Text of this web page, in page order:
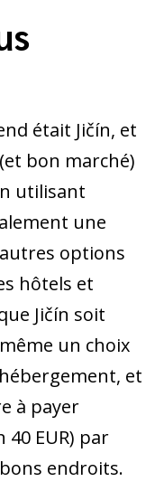
était Jičín, et
bon marché)
utilisant
une
options
hôtels et
Jičín soit
un choix
et
à payer
40 EUR) par
endroits.